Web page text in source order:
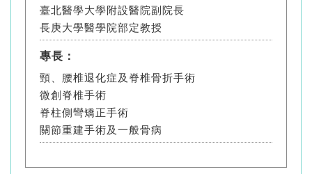
臺北醫學大學附設醫院副院長
長庚大學醫學院部定教授
專長：
頸、腰椎退化症及脊椎骨折手術
微創脊椎手術
脊柱側彎矯正手術
關節重建手術及一般骨病